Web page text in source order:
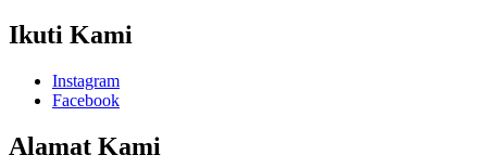
Ikuti Kami
Instagram
Facebook
Alamat Kami